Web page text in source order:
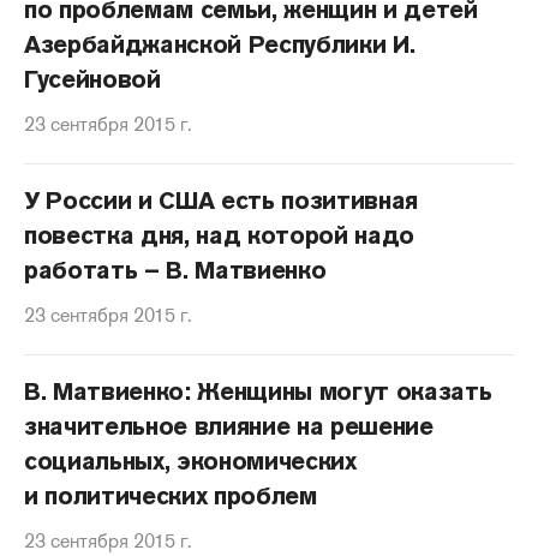
по проблемам семьи, женщин и детей
Азербайджанской Республики И.
Гусейновой
23 сентября 2015 г.
У России и США есть позитивная
повестка дня, над которой надо
работать – В. Матвиенко
23 сентября 2015 г.
В. Матвиенко: Женщины могут оказать
значительное влияние на решение
социальных, экономических
и политических проблем
23 сентября 2015 г.